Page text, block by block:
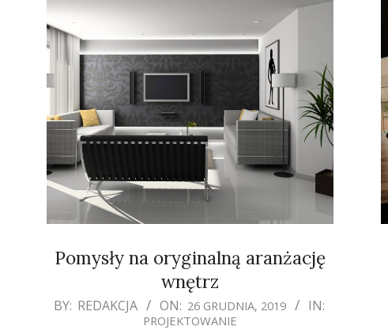
Pomysły na oryginalną aranżację
wnętrz
2019-
BY: REDAKCJA ON: 26 GRUDNIA, 2019 IN:
PROJEKTOWANIE